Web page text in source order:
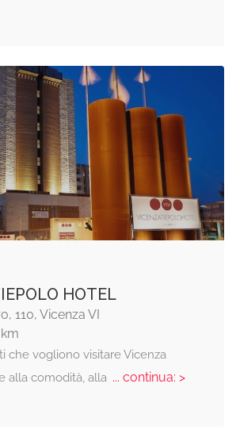
HOTEL
110, Vicenza VI
che vogliono visitare Vicenza
alla comodità, alla... continua: >